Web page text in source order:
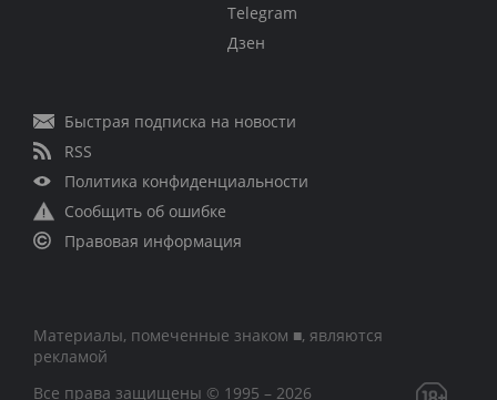
Telegram
Дзен
Быстрая подписка на новости
RSS
Политика конфиденциальности
Сообщить об ошибке
Правовая информация
Материалы, помеченные знаком ■, являются
рекламой
Все права защищены © 1995 – 2026